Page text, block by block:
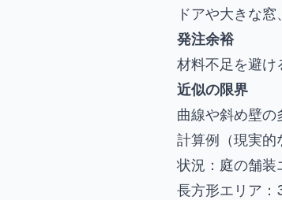
ドアや大きな
発注余裕
材料不足を避け
近似の限界
曲線や斜め壁の
計算例（現実的
状況：庭の舗装
長方形エリア